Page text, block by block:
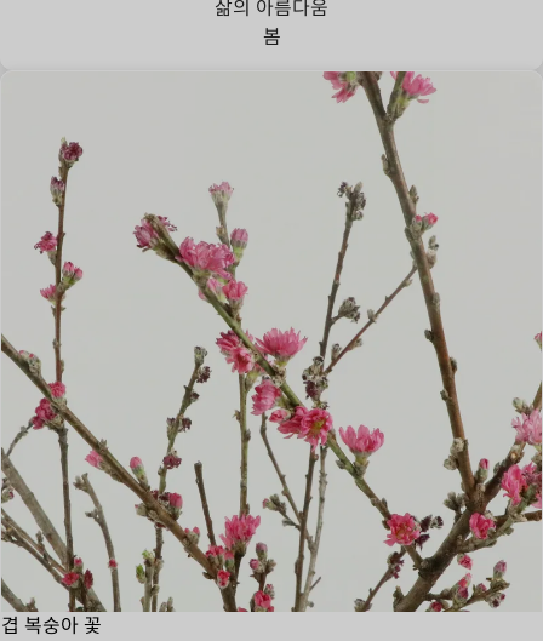
삶의 아름다움
봄
겹 복숭아 꽃